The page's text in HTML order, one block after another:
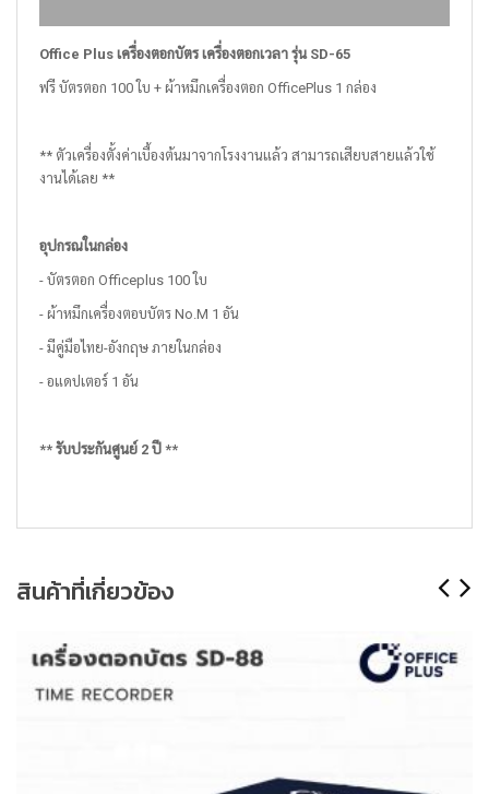
Office Plus เครื่องตอกบัตร เครื่องตอกเวลา รุ่น SD-65
ฟรี บัตรตอก 100 ใบ + ผ้าหมึกเครื่องตอก OfficePlus 1 กล่อง
** ตัวเครื่องตั้งค่าเบื้องต้นมาจากโรงงานแล้ว สามารถเสียบสายแล้วใช้
งานได้เลย **
อุปกรณในกล่อง
- บัตรตอก Officeplus 100 ใบ
- ผ้าหมึกเครื่องตอบบัตร No.M 1 อัน
- มีคู่มือไทย-อังกฤษ ภายในกล่อง
- อแดปเตอร์ 1 อัน
** รับประกันศูนย์ 2 ปี **
สินค้าที่เกี่ยวข้อง